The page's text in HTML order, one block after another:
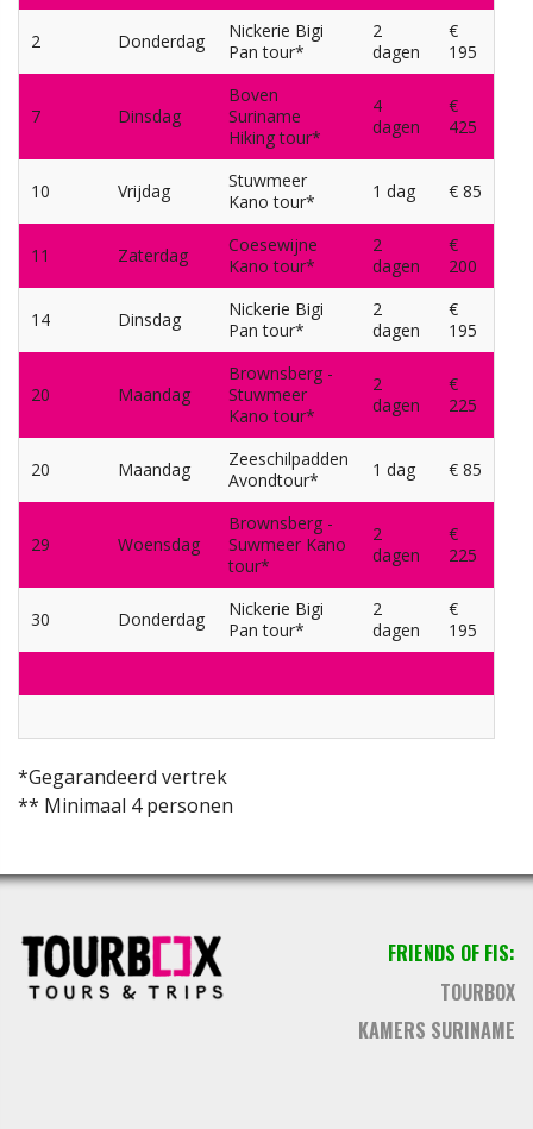
2 Donderdag
Nickerie Bigi
Pan tour*
2
dagen
€
195
7 Dinsdag
Boven
Suriname
Hiking tour*
4
dagen
€
425
10 Vrijdag
Stuwmeer
Kano tour*
1 dag € 85
11 Zaterdag
Coesewijne
Kano tour*
2
dagen
€
200
14 Dinsdag
Nickerie Bigi
Pan tour*
2
dagen
€
195
20 Maandag
Brownsberg -
Stuwmeer
Kano tour*
2
dagen
€
225
20 Maandag
Zeeschilpadden
Avondtour*
1 dag € 85
29 Woensdag
Brownsberg -
Suwmeer Kano
tour*
2
dagen
€
225
30 Donderdag
Nickerie Bigi
Pan tour*
2
dagen
€
195
*Gegarandeerd vertrek
** Minimaal 4 personen
FRIENDS OF FIS:
TOURBOX
KAMERS SURINAME